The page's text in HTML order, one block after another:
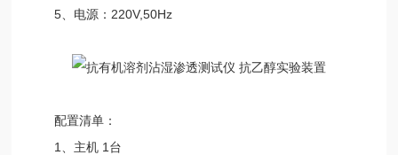
5、电源：220V,50Hz
配置清单：
1、主机 1台